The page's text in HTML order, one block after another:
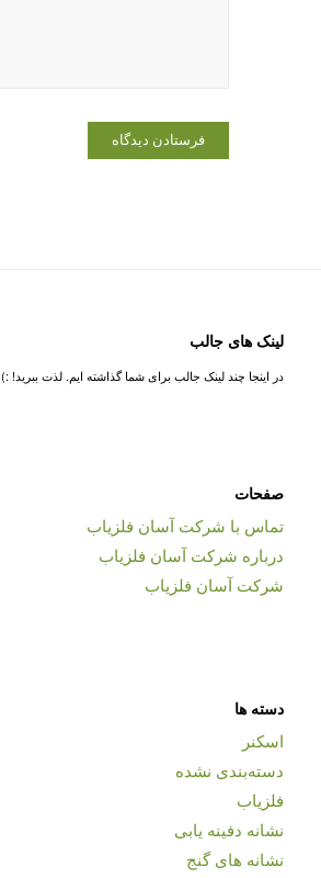
لینک های جالب
در اینجا چند لینک جالب برای شما گذاشته ایم. لذت ببرید! :)
صفحات
تماس با شرکت آسان فلزیاب
درباره شرکت آسان فلزیاب
شرکت آسان فلزیاب
دسته ها
اسکنر
دسته‌بندی نشده
فلزیاب
نشانه دفینه یابی
نشانه های گنج